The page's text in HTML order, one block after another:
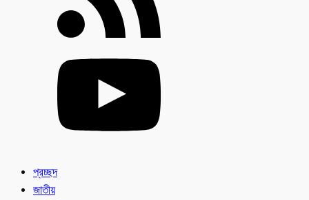
প্রচ্ছদ
জাতীয়